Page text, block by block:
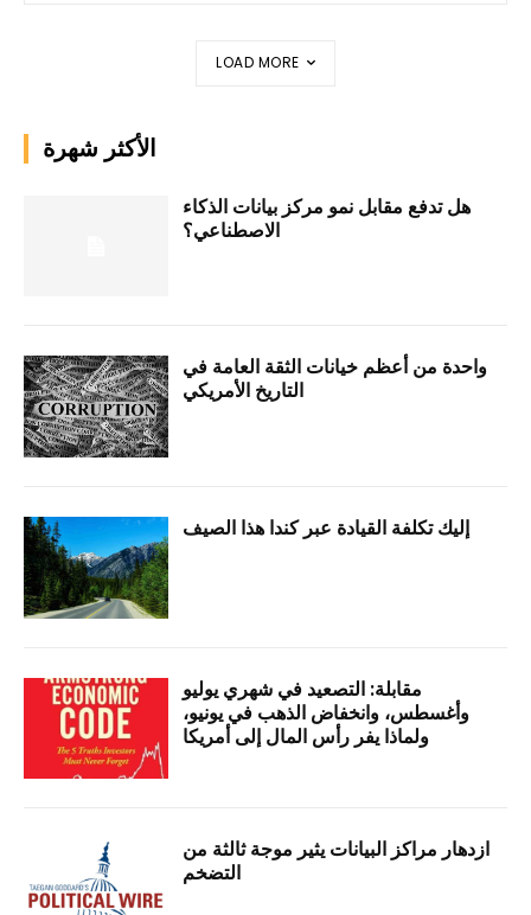
LOAD MORE
الأكثر شهرة
هل تدفع مقابل نمو مركز بيانات الذكاء
الاصطناعي؟
واحدة من أعظم خيانات الثقة العامة في
التاريخ الأمريكي
إليك تكلفة القيادة عبر كندا هذا الصيف
مقابلة: التصعيد في شهري يوليو
وأغسطس، وانخفاض الذهب في يونيو،
ولماذا يفر رأس المال إلى أمريكا
ازدهار مراكز البيانات يثير موجة ثالثة من
التضخم